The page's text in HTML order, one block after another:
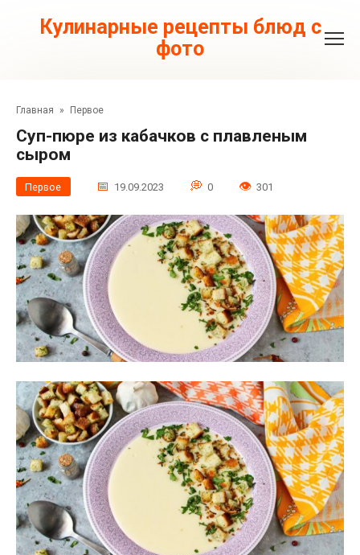
контентуКулинарные рецепты блюд с
фото
Главная » Первое
Суп-пюре из кабачков с плавленым
сыром
Первое 19.09.2023 0 301